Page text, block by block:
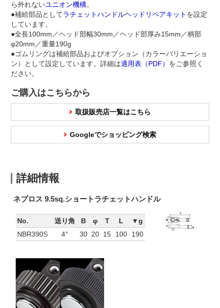
ら外れないユニオン機構。
●補給部品としてラチェットハンドルヘッドリペアキット を設定
しています。
●全長100mm／ヘッド部幅30mm／ヘッド部厚み15mm／柄部
φ20mm／重量190g
●ゴムリングは補給部品およびオプション（カラーバリエーショ
ン）として設定しています。詳細は適用表（PDF） をご参照く
ださい。
ご購入はこちらから
取扱販売店一覧はこちら
Googleでショッピング検索
詳細情報
ネプロス 9.5sq.ショートラチェットハンドル
No. 送り角 B φ T L
▼g
NBR390S
4° 30 20 15 100 190